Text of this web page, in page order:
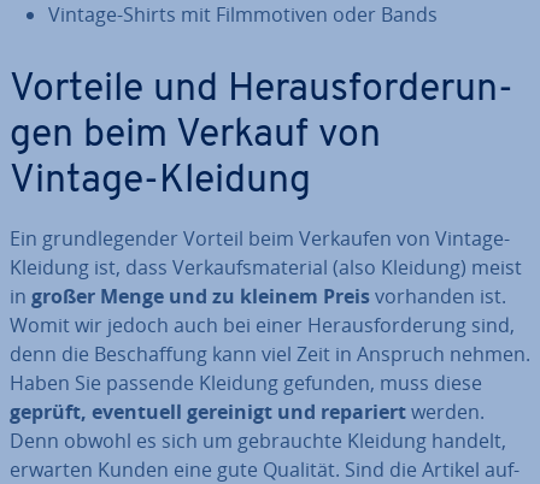
Vintage-Shirts mit Film­mo­ti­ven oder Bands
Vorteile und Her­aus­for­de­run­
gen beim Verkauf von
Vintage-Kleidung
Ein grund­le­gen­der Vorteil beim Verkaufen von Vintage-
Kleidung ist, dass Ver­kaufs­ma­te­ri­al (also Kleidung) meist
in großer Menge und zu kleinem Preisvorhanden ist.
Womit wir jedoch auch bei einer Her­aus­for­de­rung sind,
denn die Be­schaf­fung kann viel Zeit in Anspruch nehmen.
Haben Sie passende Kleidung gefunden, muss diese
geprüft, eventuell gereinigt und repariertwerden.
Denn obwohl es sich um ge­brauch­te Kleidung handelt,
erwarten Kunden eine gute Qualität. Sind die Artikel auf­